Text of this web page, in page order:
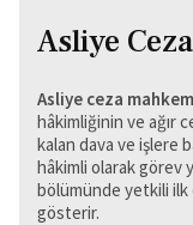
Asliye
Asliye ceza
hâkimliğinin ve ağır
kalan dava ve işlere
hâkimli olarak görev
bölümünde yetkili
gösterir.